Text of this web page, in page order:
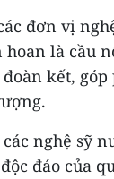
đơn vị
hoan là cầu
kết,
nghệ sỹ
đáo của